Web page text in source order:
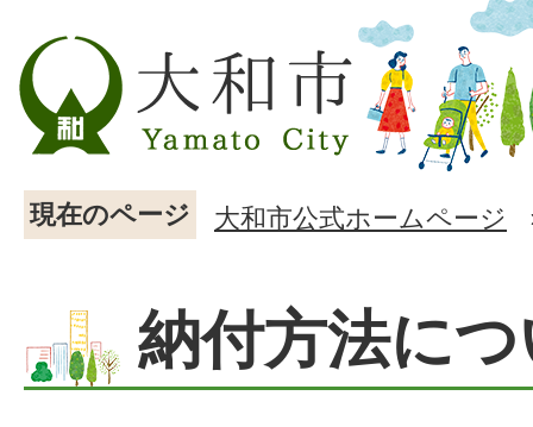
現在のページ 大和市公式ホームページ
納付方法に